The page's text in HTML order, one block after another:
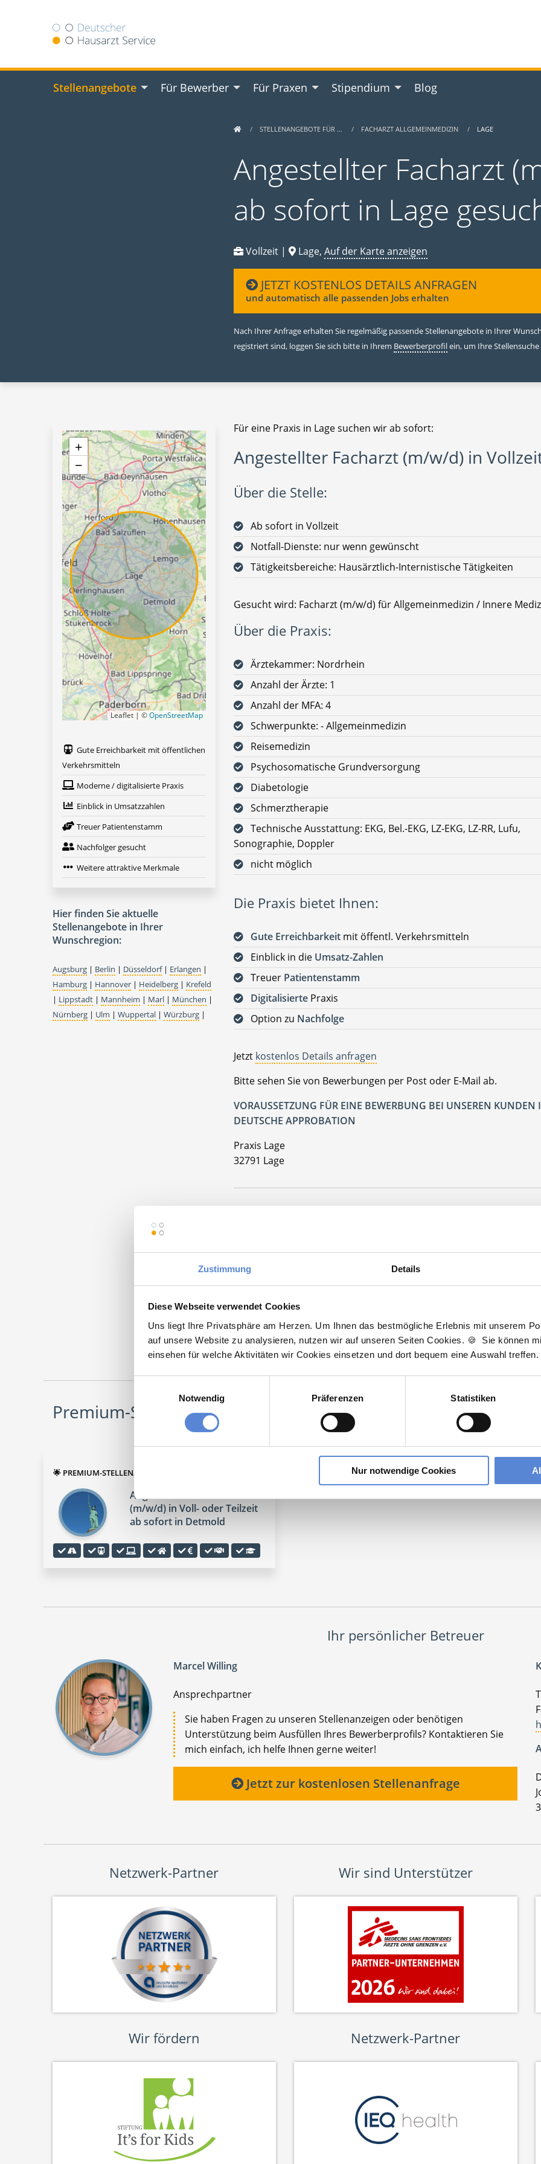
Zustimmung Details
Diese Webseite verwendet Cookies
Uns liegt Ihre Privatsphäre am Herzen. Um Ihnen das bestmögliche Erlebnis mit unserem
auf unsere Website zu analysieren, nutzen wir auf unseren Seiten Cookies. 🍪 Sie können
einsehen für welche Aktivitäten wir Cookies einsetzen und dort bequem eine Auswahl treffen.
Einwilligungsauswahl
Notwendig
Präferenzen Statistiken
Nur notwendige Cookies
Stellenangebote Für Bewerber Für Praxen Stipendium Blog
STELLENANGEBOTE FÜR … FACHARZT ALLGEMEINMEDIZIN LAGE
Angestellter Facharzt
ab sofort in Lage
Vollzeit | Lage, Auf der Karte anzeigen
JETZT KOSTENLOS DETAILS ANFRAGEN
und automatisch alle passenden Jobs erhalten
Nach Ihrer Anfrage erhalten Sie regelmäßig passende Stellenangebote in Ihrer
registriert sind, loggen Sie sich bitte in Ihrem Bewerberprofilein, um Ihre
Für eine Praxis in Lage suchen wir ab sofort:
Angestellter Facharzt (m/w/d) in
Über die Stelle:
Ab sofort in Vollzeit
Notfall-Dienste: nur wenn gewünscht
Tätigkeitsbereiche: Hausärztlich-Internistische Tätigkeiten
Gesucht wird: Facharzt (m/w/d) für Allgemeinmedizin / Innere
Über die Praxis:
Ärztekammer: Nordrhein
Anzahl der Ärzte: 1
Anzahl der MFA: 4
Schwerpunkte: - Allgemeinmedizin
Reisemedizin
Psychosomatische Grundversorgung
Diabetologie
Schmerztherapie
Technische Ausstattung: EKG, Bel.-EKG, LZ-EKG, LZ-RR, Lufu,
Sonographie, Doppler
nicht möglich
Die Praxis bietet Ihnen:
Gute Erreichbarkeit mit öffentl. Verkehrsmitteln
Einblick in die Umsatz-Zahlen
Treuer Patientenstamm
Digitalisierte Praxis
Option zu Nachfolge
Jetzt kostenlos Details anfragen
Bitte sehen Sie von Bewerbungen per Post oder E-Mail ab.
VORAUSSETZUNG FÜR EINE BEWERBUNG BEI UNSEREN KUNDEN
DEUTSCHE APPROBATION
Praxis Lage
32791 Lage
Maschinenlesbare Version:Stellenangebot als Markdown (CC BY 4.0)
+
−
Leaflet | ©OpenStreetMap
Gute Erreichbarkeit mit öffentlichen
Verkehrsmitteln
Moderne / digitalisierte Praxis
Einblick in Umsatzzahlen
Treuer Patientenstamm
Nachfolger gesucht
Weitere attraktive Merkmale
Hier finden Sie aktuelle
Stellenangebote in Ihrer
Wunschregion:
Augsburg | Berlin | Düsseldorf| Erlangen |
Hamburg | Hannover | Heidelberg | Krefeld
| Lippstadt | Mannheim | Marl | München |
Nürnberg | Ulm | Wuppertal | Würzburg |
Premium-Stellenangebote in der Region Lage:
🌟 PREMIUM-STELLENANGEBOT 🌟
Angestellter Facharzt
(m/w/d) in Voll- oder Teilzeit
ab sofort in Detmold
Ihr persönlicher Betreuer
Marcel Willing
Ansprechpartner
Sie haben Fragen zu unseren Stellenanzeigen oder benötigen
Unterstützung beim Ausfüllen Ihres Bewerberprofils? Kontaktieren Sie
mich einfach, ich helfe Ihnen gerne weiter!
Jetzt zur kostenlosen Stellenanfrage
Netzwerk-Partner Wir sind Unterstützer
Wir fördern Netzwerk-Partner